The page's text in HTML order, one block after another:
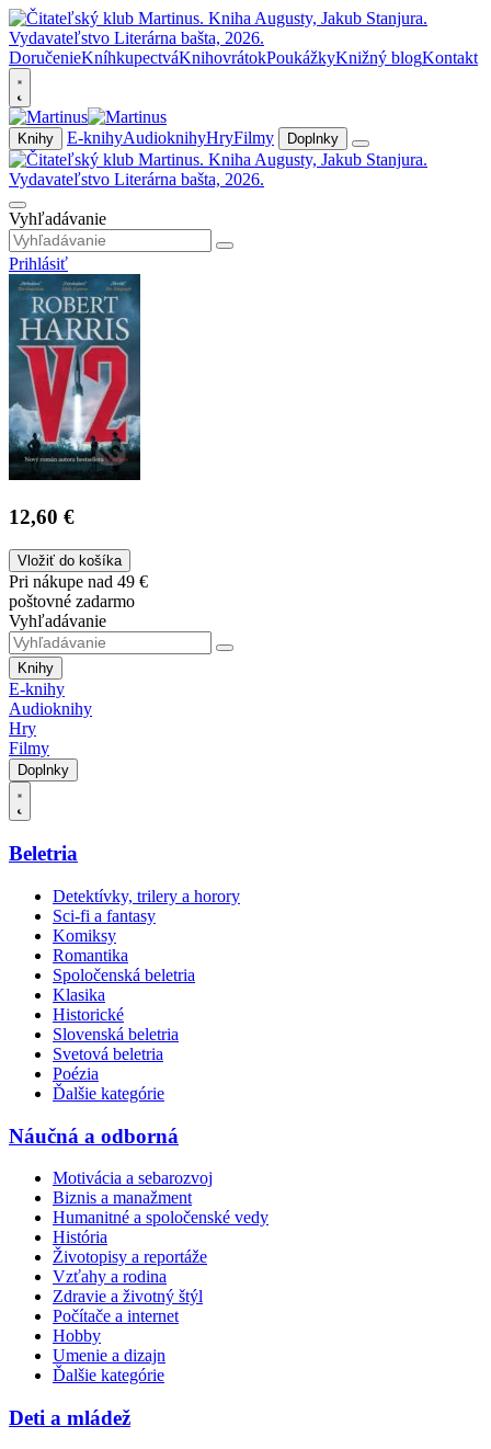
DoručenieKníhkupectváKnihovrátokPoukážkyKnižný blogKontakt
Knihy E-knihyAudioknihyHryFilmy Doplnky
Vyhľadávanie
Prihlásiť
12,60 €
Vložiť do košíka
Pri nákupe nad 49 €
poštovné zadarmo
Vyhľadávanie
Knihy
E-knihy
Audioknihy
Hry
Filmy
Doplnky
Beletria
Detektívky, trilery a horory
Sci-fi a fantasy
Komiksy
Romantika
Spoločenská beletria
Klasika
Historické
Slovenská beletria
Svetová beletria
Poézia
Ďalšie kategórie
Náučná a odborná
Motivácia a sebarozvoj
Biznis a manažment
Humanitné a spoločenské vedy
História
Životopisy a reportáže
Vzťahy a rodina
Zdravie a životný štýl
Počítače a internet
Hobby
Umenie a dizajn
Ďalšie kategórie
Deti a mládež